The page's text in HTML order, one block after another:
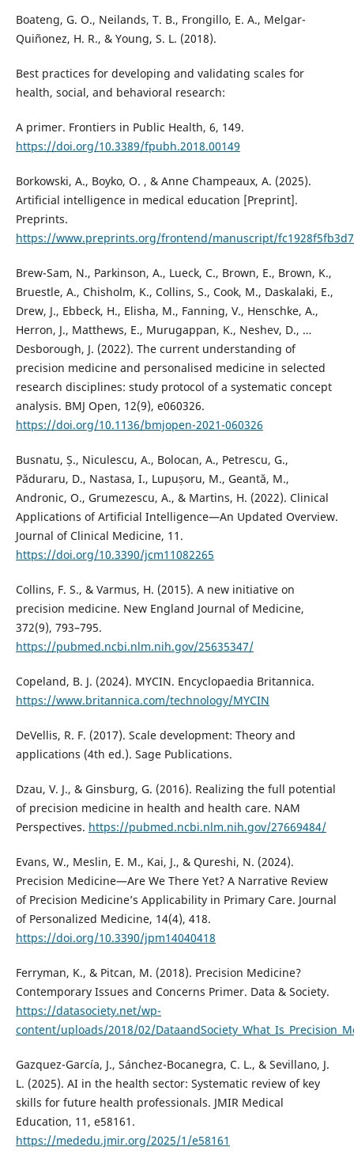
Boateng, G. O., Neilands, T. B., Frongillo, E. A., Melgar-
Quiñonez, H. R., & Young, S. L. (2018).
Best practices for developing and validating scales for
health, social, and behavioral research:
A primer. Frontiers in Public Health, 6, 149.
https://doi.org/10.3389/fpubh.2018.00149
Borkowski, A., Boyko, O. , & Anne Champeaux, A. (2025).
Artificial intelligence in medical education [Preprint].
Preprints.
https://www.preprints.org/frontend/manuscript/
Brew-Sam, N., Parkinson, A., Lueck, C., Brown, E., Brown, K.,
Bruestle, A., Chisholm, K., Collins, S., Cook, M., Daskalaki, E.,
Drew, J., Ebbeck, H., Elisha, M., Fanning, V., Henschke, A.,
Herron, J., Matthews, E., Murugappan, K., Neshev, D., …
Desborough, J. (2022). The current understanding of
precision medicine and personalised medicine in selected
research disciplines: study protocol of a systematic concept
analysis. BMJ Open, 12(9), e060326.
https://doi.org/10.1136/bmjopen-2021-060326
Busnatu, Ș., Niculescu, A., Bolocan, A., Petrescu, G.,
Păduraru, D., Nastasa, I., Lupușoru, M., Geantă, M.,
Andronic, O., Grumezescu, A., & Martins, H. (2022). Clinical
Applications of Artificial Intelligence—An Updated Overview.
Journal of Clinical Medicine, 11.
https://doi.org/10.3390/jcm11082265
Collins, F. S., & Varmus, H. (2015). A new initiative on
precision medicine. New England Journal of Medicine,
372(9), 793–795.
https://pubmed.ncbi.nlm.nih.gov/25635347/
Copeland, B. J. (2024). MYCIN. Encyclopaedia Britannica.
https://www.britannica.com/technology/MYCIN
DeVellis, R. F. (2017). Scale development: Theory and
applications (4th ed.). Sage Publications.
Dzau, V. J., & Ginsburg, G. (2016). Realizing the full potential
of precision medicine in health and health care. NAM
Perspectives. https://pubmed.ncbi.nlm.nih.gov/27669484/
Evans, W., Meslin, E. M., Kai, J., & Qureshi, N. (2024).
Precision Medicine—Are We There Yet? A Narrative Review
of Precision Medicine’s Applicability in Primary Care. Journal
of Personalized Medicine, 14(4), 418.
https://doi.org/10.3390/jpm14040418
Ferryman, K., & Pitcan, M. (2018). Precision Medicine?
Contemporary Issues and Concerns Primer. Data & Society.
https://datasociety.net/wp-
content/uploads/2018/02/
Gazquez-García, J., Sánchez-Bocanegra, C. L., & Sevillano, J.
L. (2025). AI in the health sector: Systematic review of key
skills for future health professionals. JMIR Medical
Education, 11, e58161.
https://mededu.jmir.org/2025/1/e58161